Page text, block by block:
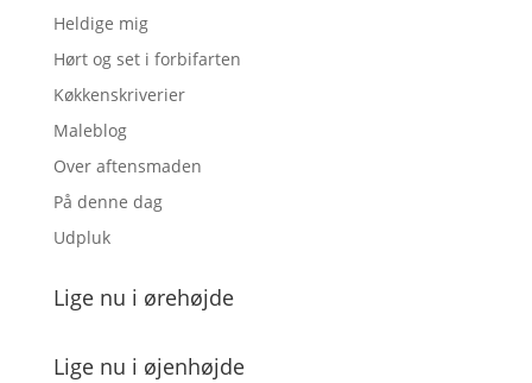
Heldige mig
Hørt og set i forbifarten
Køkkenskriverier
Maleblog
Over aftensmaden
På denne dag
Udpluk
Lige nu i ørehøjde
Lige nu i øjenhøjde